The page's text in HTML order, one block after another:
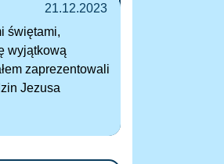
21.12.2023
świętami,
wyjątkową
zaprezentowali
Jezusa